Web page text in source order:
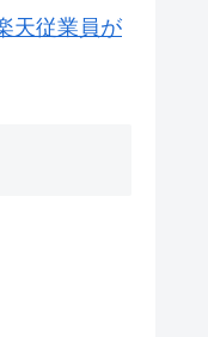
天従業員が